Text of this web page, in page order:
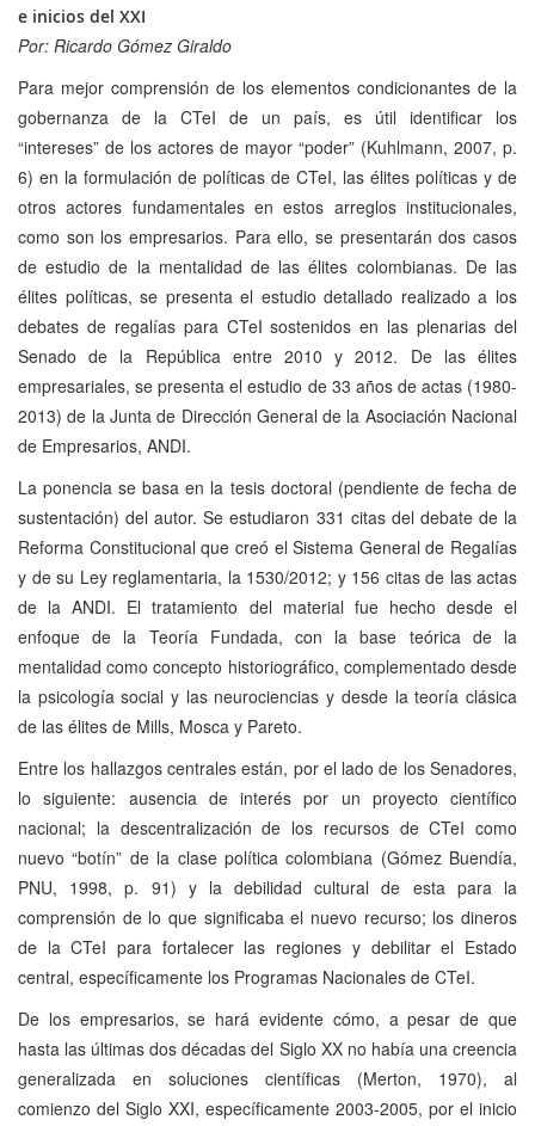
e inicios del XXI
Por: Ricardo Gómez Giraldo
Para mejor comprensión de los elementos condicionantes de la
gobernanza de la CTeI de un país, es útil identificar los
“intereses” de los actores de mayor “poder” (Kuhlmann, 2007, p.
6) en la formulación de políticas de CTeI, las élites políticas y de
otros actores fundamentales en estos arreglos institucionales,
como son los empresarios. Para ello, se presentarán dos casos
de estudio de la mentalidad de las élites colombianas. De las
élites políticas, se presenta el estudio detallado realizado a los
debates de regalías para CTeI sostenidos en las plenarias del
Senado de la República entre 2010 y 2012. De las élites
empresariales, se presenta el estudio de 33 años de actas (1980-
2013) de la Junta de Dirección General de la Asociación Nacional
de Empresarios, ANDI.
La ponencia se basa en la tesis doctoral (pendiente de fecha de
sustentación) del autor. Se estudiaron 331 citas del debate de la
Reforma Constitucional que creó el Sistema General de Regalías
y de su Ley reglamentaria, la 1530/2012; y 156 citas de las actas
de la ANDI. El tratamiento del material fue hecho desde el
enfoque de la Teoría Fundada, con la base teórica de la
mentalidad como concepto historiográfico, complementado desde
la psicología social y las neurociencias y desde la teoría clásica
de las élites de Mills, Mosca y Pareto.
Entre los hallazgos centrales están, por el lado de los Senadores,
lo siguiente: ausencia de interés por un proyecto científico
nacional; la descentralización de los recursos de CTeI como
nuevo “botín” de la clase política colombiana (Gómez Buendía,
PNU, 1998, p. 91) y la debilidad cultural de esta para la
comprensión de lo que significaba el nuevo recurso; los dineros
de la CTeI para fortalecer las regiones y debilitar el Estado
central, específicamente los Programas Nacionales de CTeI.
De los empresarios, se hará evidente cómo, a pesar de que
hasta las últimas dos décadas del Siglo XX no había una creencia
generalizada en soluciones científicas (Merton, 1970), al
comienzo del Siglo XXI, específicamente 2003-2005, por el inicio